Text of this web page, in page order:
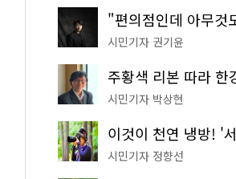
시민기자 권기윤
시민기자 박상현
시민기자 정향선